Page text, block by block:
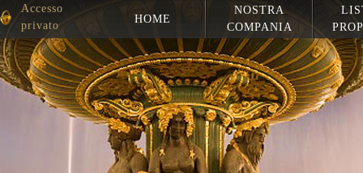
Accesso
privato
HOME
NOSTRA
COMPANIA